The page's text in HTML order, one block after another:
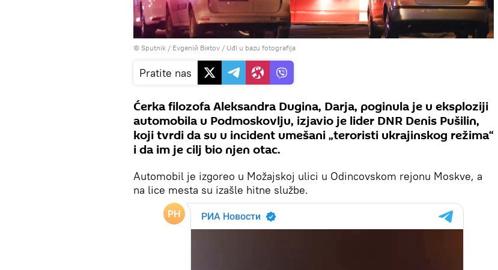
© Sputnik / Evgeniй Biяtov / Uđi u bazu fotografija
Pratite nas
Ćerka filozofa Aleksandra Dugina, Darja, poginula je u eksploziji
automobila u Podmoskovlju, izjavio je lider DNR Denis Pušilin,
koji tvrdi da su u incident umešani „teroristi ukrajinskog režima“
i da im je cilj bio njen otac.
Automobil je izgoreo u Možajskoj ulici u Odincovskom rejonu Moskve, a
na lice mesta su izašle hitne službe.